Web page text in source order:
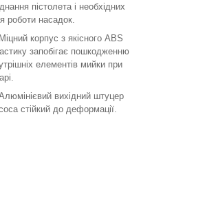
пістолета і необхідних
роботи насадок.
Міцний корпус з якісного ABS
запобігає пошкодженню
елементів мийки при
вихідний штуцер
стійкий до деформації.